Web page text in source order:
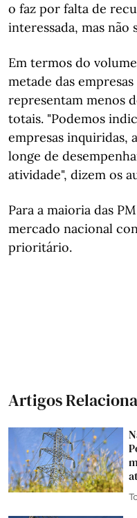
o faz por falta de
interessada, mas não
Em termos do
metade das
representam menos
totais. "Podemos
empresas inquiridas,
longe de
atividade", dizem os
Para a maioria das
mercado nacional
prioritário.
Artigos